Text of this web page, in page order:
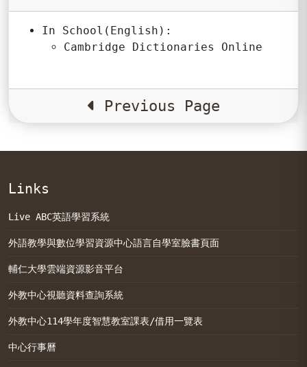
In School(English):
Cambridge Dictionaries Online
Previous Page
Links
Live ABC英語學習系統
外語教學與數位學習資源中心語言自學室臉書頁面
輔仁大學雲端資源影音平台
外教中心視聽資料查詢系統
外教中心114學年度智慧教室課表/借用一覽表
中心行事曆